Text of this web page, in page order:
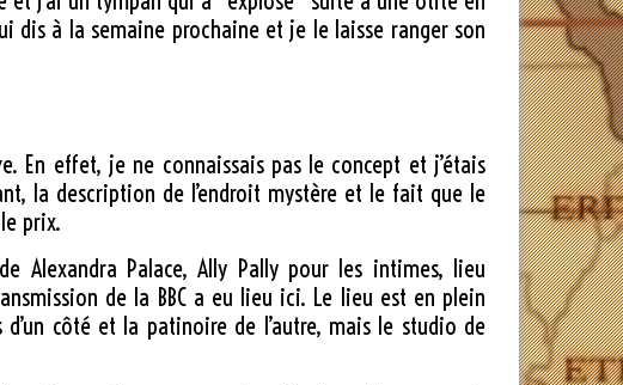
dis à la semaine prochaine et je le laisse ranger son
En effet, je ne connaissais pas le concept et j’étais
la description de l’endroit mystère et le fait que le
prix.
Alexandra Palace, Ally Pally pour les intimes, lieu
de la BBC a eu lieu ici. Le lieu est en plein
côté et la patinoire de l’autre, mais le studio de